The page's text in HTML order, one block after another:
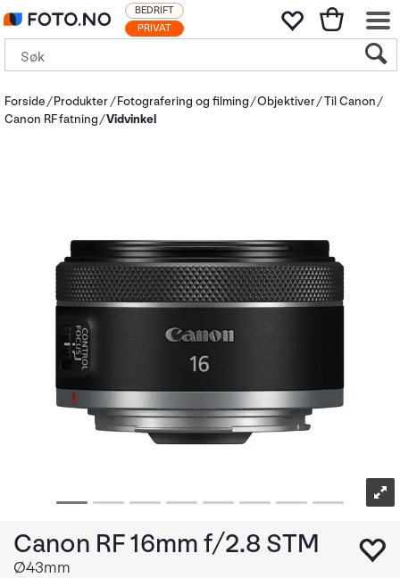
PRIVAT
BEDRIFT
Forside Produkter Fotografering og filming Objektiver Til Canon
Canon RF fatning
Vidvinkel
Canon RF 16mm f/2.8 STM
Ø43mm